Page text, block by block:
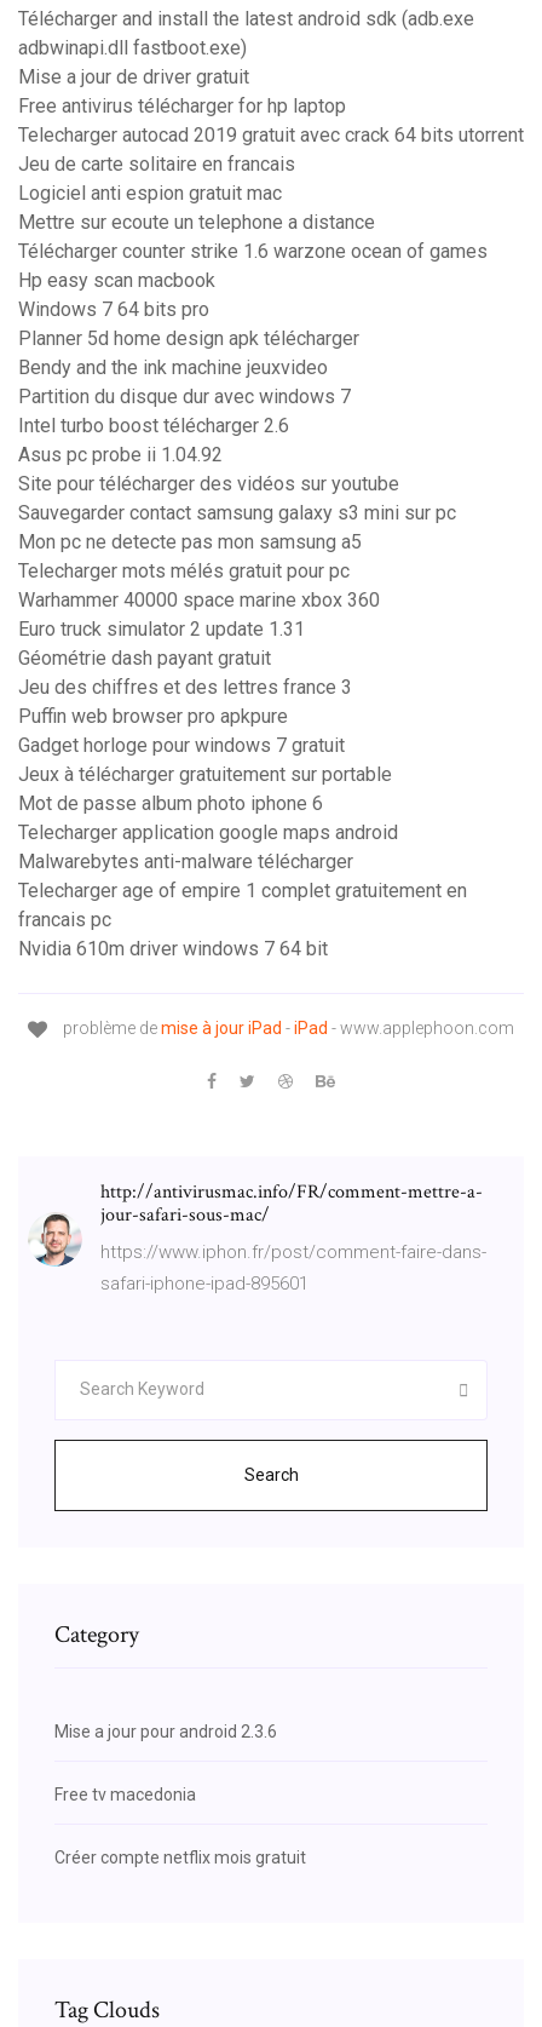
Télécharger and install the latest android sdk (adb.exe
adbwinapi.dll fastboot.exe)
Mise a jour de driver gratuit
Free antivirus télécharger for hp laptop
Telecharger autocad 2019 gratuit avec crack 64 bits utorrent
Jeu de carte solitaire en francais
Logiciel anti espion gratuit mac
Mettre sur ecoute un telephone a distance
Télécharger counter strike 1.6 warzone ocean of games
Hp easy scan macbook
Windows 7 64 bits pro
Planner 5d home design apk télécharger
Bendy and the ink machine jeuxvideo
Partition du disque dur avec windows 7
Intel turbo boost télécharger 2.6
Asus pc probe ii 1.04.92
Site pour télécharger des vidéos sur youtube
Sauvegarder contact samsung galaxy s3 mini sur pc
Mon pc ne detecte pas mon samsung a5
Telecharger mots mélés gratuit pour pc
Warhammer 40000 space marine xbox 360
Euro truck simulator 2 update 1.31
Géométrie dash payant gratuit
Jeu des chiffres et des lettres france 3
Puffin web browser pro apkpure
Gadget horloge pour windows 7 gratuit
Jeux à télécharger gratuitement sur portable
Mot de passe album photo iphone 6
Telecharger application google maps android
Malwarebytes anti-malware télécharger
Telecharger age of empire 1 complet gratuitement en
francais pc
Nvidia 610m driver windows 7 64 bit
problème demise àjouriPad -iPad - www.applephoon.com
http://antivirusmac.info/FR/comment-mettre-a-
jour-safari-sous-mac/
https://www.iphon.fr/post/comment-faire-dans-
safari-iphone-ipad-895601
Search
Category
Mise a jour pour android 2.3.6
Free tv macedonia
Créer compte netflix mois gratuit
Tag Clouds